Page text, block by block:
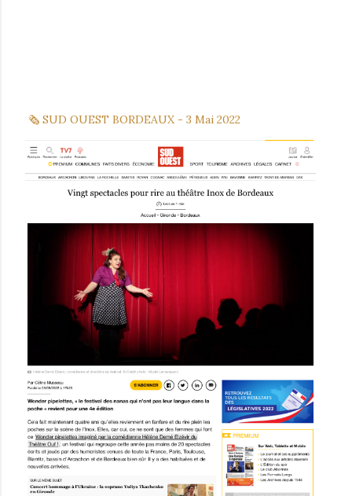
🗞 SUD OUEST BORDEAUX - 3 Mai 2022